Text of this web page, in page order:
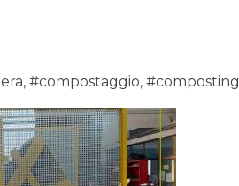
,#compostaggio,#composting